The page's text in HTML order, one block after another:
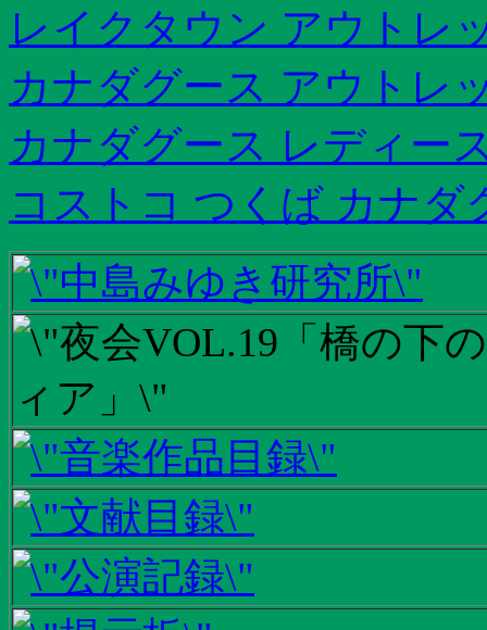
レイクタウン アウトレ
カナダグース アウトレ
カナダグース レディー
コストコ つくば カナダ